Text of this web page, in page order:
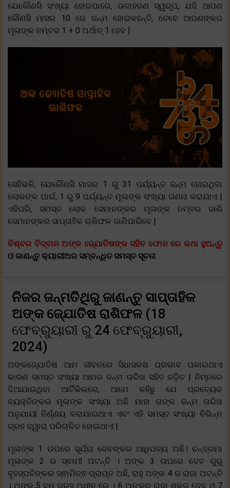
ଯେକୌଣସି ସଂଖ୍ୟା ହୋଇପାରେ, ଉଦାହରଣ ସ୍ୱରୂପ, ଯଦି ଆପଣ
କୌଣସି ମାସର 10 ରେ ଜନ୍ମ ହୋଇକହନ୍ତି, ତେବେ ଆପଣଙ୍କର
ମୂଳାଙ୍କ ନମ୍ବର 1 + 0 ଅର୍ଥାତ୍ 1 ହେବ |
ସେହିଭଳି, ଯେକୌଣସି ମାସର 1 ରୁ 31 ପର୍ଯ୍ୟନ୍ତ ଜନ୍ମ ହୋଇଥିବା
ଲୋକଙ୍କ ପାଇଁ, 1 ରୁ 9 ପର୍ଯ୍ୟନ୍ତ ମୂଳାଙ୍କ ସଂଖ୍ୟା ଗଣନା କରାଯାଏ |
ଏହିପରି, ସମସ୍ତ ଲୋକ ସେମାନଙ୍କର ମୂଳାଙ୍କ ନମ୍ବର ଜାଣି
ସେମାନଙ୍କର ସାପ୍ତାହିକ ରାଶିଫଳ ଜାଣିପାରିବେ |
ବିଶ୍ବର ବିଦ୍ବାନ ଅଙ୍କ ଜ୍ଯୋତିଷଙ୍କ ସହିତ ଫୋନ ରେ କଥା ହୁଅନ୍ତୁ
ଓ ଜାଣନ୍ତୁ କ୍ୟାରୀଅର ସମ୍ବନ୍ଧିତ ସମସ୍ତ ସୂଚନା
ନିଜର ଜନ୍ମତିଥିରୁ ଜାଣନ୍ତୁ ସାପ୍ତାହିକ
ଅଙ୍କ ଜ୍ଯୋତିଷ ରାଶିଫଳ (18
ଫେବ୍ରୁୟାରୀ ରୁ 24 ଫେବ୍ରୁୟାରୀ,
2024)
ଅଙ୍କଜ୍ଯୋତିଷ ଆମ ଜୀବନରେ ସିଧାସଳଖ ପ୍ରଭାବ ପକାଇଥାଏ
କାରଣ ସମସ୍ତ ସଂଖ୍ୟା ଆମର ଜନ୍ମ ତାରିଖ ସହିତ ଜଡ଼ିତ | ନିମ୍ନରେ
ଦିଆଯାଇଥିବା ଆର୍ଟିକିଲରେ, ଆମେ କହିଛୁ ଯେ ପ୍ରତ୍ୟେକ
ବ୍ୟକ୍ତିଙ୍କର ମୂଳାଙ୍କ ସଂଖ୍ୟା ଅଛି ଯାହା ତାଙ୍କ ଜନ୍ମ ତାରିଖ
ଅନୁଯାୟୀ ନିର୍ଣ୍ଣୟ କରାଯାଇଥାଏ ଏବଂ ଏହି ସମସ୍ତ ସଂଖ୍ୟା ବିଭିନ୍ନ
ଗ୍ରହ ଦ୍ୱାରା ପରିଚାଳିତ ହୋଇଥାଏ |
ମୂଳାଙ୍କ 1 ଉପରେ ସୂର୍ଯ୍ୟ ଦେବଙ୍କର ଆଧିପତ୍ୟ ଅଛି। ଚନ୍ଦ୍ରମା
ମୂଳାଙ୍କ 2 ର ସ୍ବାମୀ ଅଟନ୍ତି । ଅଙ୍କ 3 ଉପରେ ଦେବ ଗୁରୁ
ବୃହସ୍ପତିଙ୍କର ସ୍ଵାମିତ୍ଵ ପ୍ରାପ୍ତ ଅଛି, ରାହୁ ଅଙ୍କ 4 ର ରାଜା ଅଟନ୍ତି
। ଅଙ୍କ 5 ବୁଧ ଗ୍ରହ ଅଧୀନ ରେ । 6 ଅଙ୍କର ରାଜା ଶୁକ୍ର ଦେବ ଓ 7